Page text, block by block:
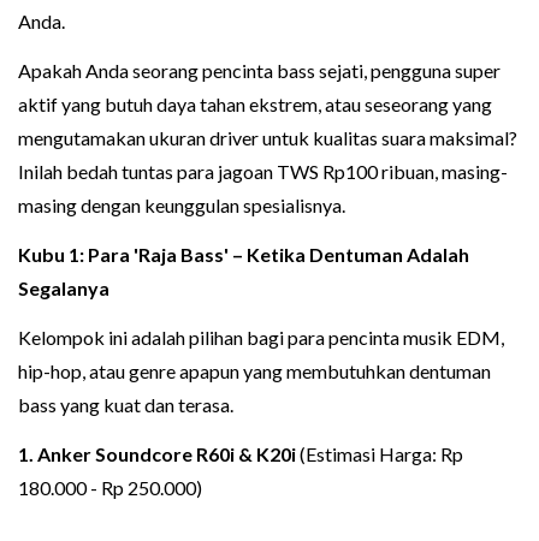
Anda.
Apakah Anda seorang pencinta bass sejati, pengguna super
aktif yang butuh daya tahan ekstrem, atau seseorang yang
mengutamakan ukuran driver untuk kualitas suara maksimal?
Inilah bedah tuntas para jagoan TWS Rp100 ribuan, masing-
masing dengan keunggulan spesialisnya.
Kubu 1: Para 'Raja Bass' – Ketika Dentuman Adalah
Segalanya
Kelompok ini adalah pilihan bagi para pencinta musik EDM,
hip-hop, atau genre apapun yang membutuhkan dentuman
bass yang kuat dan terasa.
1. Anker Soundcore R60i & K20i(Estimasi Harga: Rp
180.000 - Rp 250.000)